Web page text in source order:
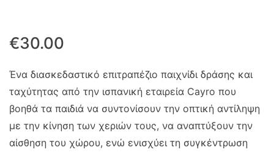
€30.00
Ένα διασκεδαστικό επιτραπέζιο παιχνίδι δράσης και
ταχύτητας από την ισπανική εταιρεία Cayrο που
βοηθά τα παιδιά να συντονίσουν την οπτική αντίληψη
με την κίνηση των χεριών τους, να αναπτύξουν την
αίσθηση του χώρου, ενώ ενισχύει τη συγκέντρωση